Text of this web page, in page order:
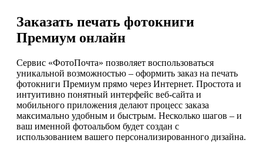
Заказать печать фотокниги
Премиум онлайн
Сервис «ФотоПочта» позволяет воспользоваться
уникальной возможностью – оформить заказ на печать
фотокниги Премиум прямо через Интернет. Простота и
интуитивно понятный интерфейс веб-сайта и
мобильного приложения делают процесс заказа
максимально удобным и быстрым. Несколько шагов – и
ваш именной фотоальбом будет создан с
использованием вашего персонализированного дизайна.